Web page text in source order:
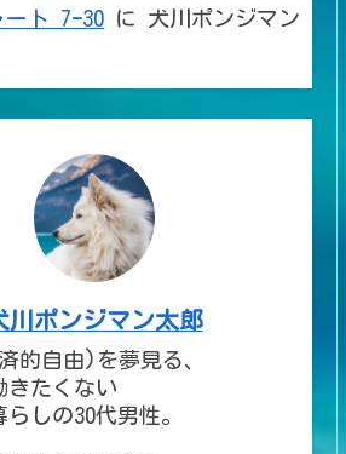
ート 7ｰ30 に 犬川ポンジマン
川ポンジマン太郎
的自由)を夢見る、
きたくない
らしの30代男性。